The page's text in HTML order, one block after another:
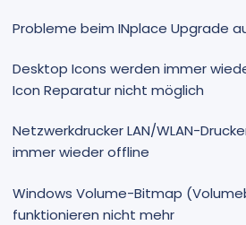
Probleme beim INplace Upgrade
Desktop Icons werden immer
Icon Reparatur nicht möglich
Netzwerkdrucker LAN/WLAN-
immer wieder offline
Windows Volume-Bitmap
funktionieren nicht mehr